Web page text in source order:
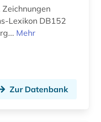
Zeichnungen
Lexikon DB152
Mehr
Zur Datenbank